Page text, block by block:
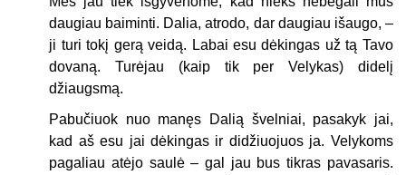
daugiau baiminti. Dalia, atrodo, dar daugiau išaugo, –
ji turi tokį gerą veidą. Labai esu dėkingas už tą Tavo
dovaną. Turėjau (kaip tik per Velykas) didelį
džiaugsmą.
Pabučiuok nuo manęs Dalią švelniai, pasakyk jai,
kad aš esu jai dėkingas ir didžiuojuos ja. Velykoms
pagaliau atėjo saulė – gal jau bus tikras pavasaris.